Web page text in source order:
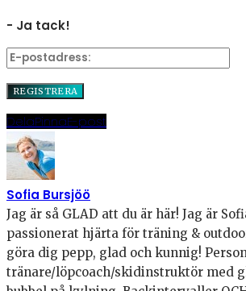
- Ja tack!
DelaPinnaE-post
Sofia Bursjöö
Jag är så GLAD att du är här! Jag är
passionerat hjärta för träning &
göra dig pepp, glad och kunnig!
tränare/löpcoach/skidinstruktör med